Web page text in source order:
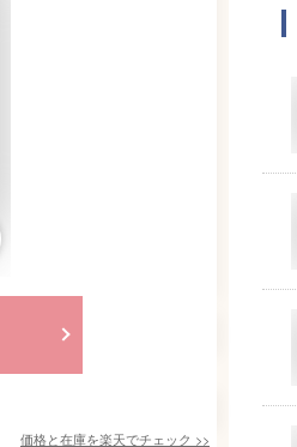
価格と在庫を楽天でチェック >>